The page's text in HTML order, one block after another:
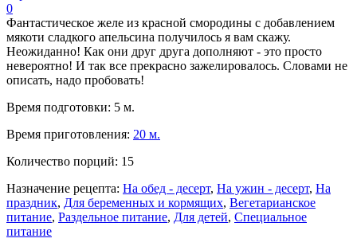
0
Фантастическое желе из красной смородины с добавлением
мякоти сладкого апельсина получилось я вам скажу.
Неожиданно! Как они друг друга дополняют - это просто
невероятно! И так все прекрасно зажелировалось. Словами не
описать, надо пробовать!
Время подготовки: 5 м.
Время приготовления: 20 м.
Количество порций: 15
Назначение рецепта: На обед - десерт, На ужин - десерт, На
праздник, Для беременных и кормящих, Вегетарианское
питание, Раздельное питание, Для детей, Специальное
питание